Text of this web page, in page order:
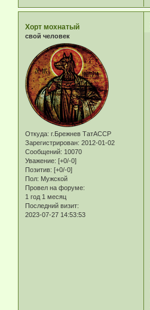
Хорт мохнатый
свой человек
Откуда: г.Брежнев ТатАССР
Зарегистрирован: 2012-01-02
Сообщений: 10070
Уважение: [+0/-0]
Позитив: [+0/-0]
Пол: Мужской
Провел на форуме:
1 год 1 месяц
Последний визит:
2023-07-27 14:53:53